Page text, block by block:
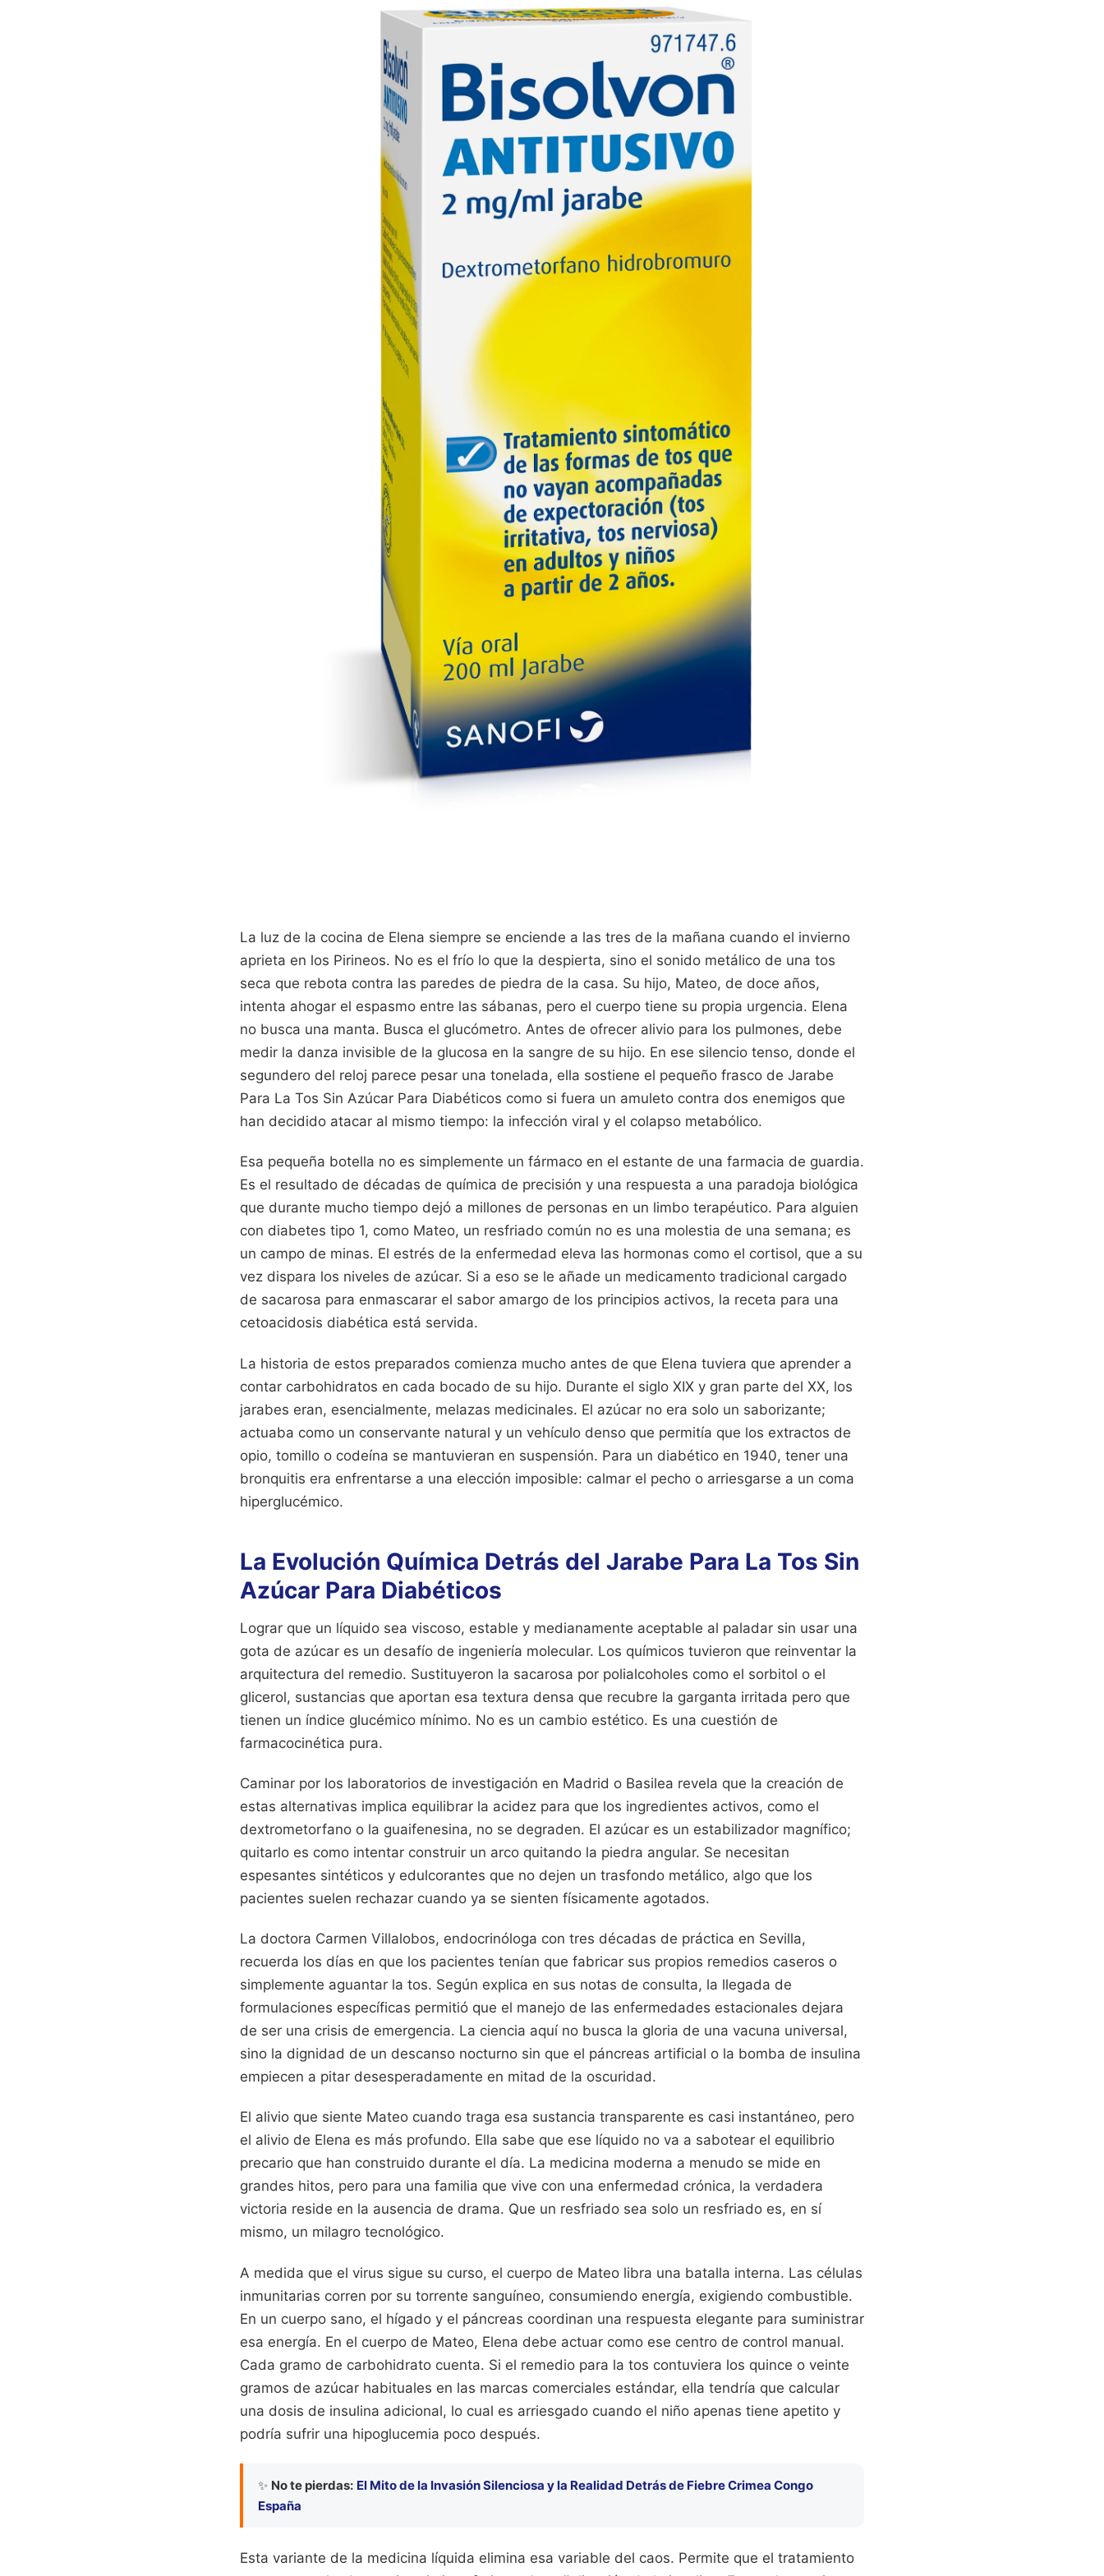
La luz de la cocina de Elena siempre se enciende a las tres de la mañana cuando el invierno
aprieta en los Pirineos. No es el frío lo que la despierta, sino el sonido metálico de una tos
seca que rebota contra las paredes de piedra de la casa. Su hijo, Mateo, de doce años,
intenta ahogar el espasmo entre las sábanas, pero el cuerpo tiene su propia urgencia. Elena
no busca una manta. Busca el glucómetro. Antes de ofrecer alivio para los pulmones, debe
medir la danza invisible de la glucosa en la sangre de su hijo. En ese silencio tenso, donde el
segundero del reloj parece pesar una tonelada, ella sostiene el pequeño frasco de Jarabe
Para La Tos Sin Azúcar Para Diabéticos como si fuera un amuleto contra dos enemigos que
han decidido atacar al mismo tiempo: la infección viral y el colapso metabólico.
Esa pequeña botella no es simplemente un fármaco en el estante de una farmacia de guardia.
Es el resultado de décadas de química de precisión y una respuesta a una paradoja biológica
que durante mucho tiempo dejó a millones de personas en un limbo terapéutico. Para alguien
con diabetes tipo 1, como Mateo, un resfriado común no es una molestia de una semana; es
un campo de minas. El estrés de la enfermedad eleva las hormonas como el cortisol, que a su
vez dispara los niveles de azúcar. Si a eso se le añade un medicamento tradicional cargado
de sacarosa para enmascarar el sabor amargo de los principios activos, la receta para una
cetoacidosis diabética está servida.
La historia de estos preparados comienza mucho antes de que Elena tuviera que aprender a
contar carbohidratos en cada bocado de su hijo. Durante el siglo XIX y gran parte del XX, los
jarabes eran, esencialmente, melazas medicinales. El azúcar no era solo un saborizante;
actuaba como un conservante natural y un vehículo denso que permitía que los extractos de
opio, tomillo o codeína se mantuvieran en suspensión. Para un diabético en 1940, tener una
bronquitis era enfrentarse a una elección imposible: calmar el pecho o arriesgarse a un coma
hiperglucémico.
La Evolución Química Detrás del Jarabe Para La Tos Sin
Azúcar Para Diabéticos
Lograr que un líquido sea viscoso, estable y medianamente aceptable al paladar sin usar una
gota de azúcar es un desafío de ingeniería molecular. Los químicos tuvieron que reinventar la
arquitectura del remedio. Sustituyeron la sacarosa por polialcoholes como el sorbitol o el
glicerol, sustancias que aportan esa textura densa que recubre la garganta irritada pero que
tienen un índice glucémico mínimo. No es un cambio estético. Es una cuestión de
farmacocinética pura.
Caminar por los laboratorios de investigación en Madrid o Basilea revela que la creación de
estas alternativas implica equilibrar la acidez para que los ingredientes activos, como el
dextrometorfano o la guaifenesina, no se degraden. El azúcar es un estabilizador magnífico;
quitarlo es como intentar construir un arco quitando la piedra angular. Se necesitan
espesantes sintéticos y edulcorantes que no dejen un trasfondo metálico, algo que los
pacientes suelen rechazar cuando ya se sienten físicamente agotados.
La doctora Carmen Villalobos, endocrinóloga con tres décadas de práctica en Sevilla,
recuerda los días en que los pacientes tenían que fabricar sus propios remedios caseros o
simplemente aguantar la tos. Según explica en sus notas de consulta, la llegada de
formulaciones específicas permitió que el manejo de las enfermedades estacionales dejara
de ser una crisis de emergencia. La ciencia aquí no busca la gloria de una vacuna universal,
sino la dignidad de un descanso nocturno sin que el páncreas artificial o la bomba de insulina
empiecen a pitar desesperadamente en mitad de la oscuridad.
El alivio que siente Mateo cuando traga esa sustancia transparente es casi instantáneo, pero
el alivio de Elena es más profundo. Ella sabe que ese líquido no va a sabotear el equilibrio
precario que han construido durante el día. La medicina moderna a menudo se mide en
grandes hitos, pero para una familia que vive con una enfermedad crónica, la verdadera
victoria reside en la ausencia de drama. Que un resfriado sea solo un resfriado es, en sí
mismo, un milagro tecnológico.
A medida que el virus sigue su curso, el cuerpo de Mateo libra una batalla interna. Las células
inmunitarias corren por su torrente sanguíneo, consumiendo energía, exigiendo combustible.
En un cuerpo sano, el hígado y el páncreas coordinan una respuesta elegante para suministrar
esa energía. En el cuerpo de Mateo, Elena debe actuar como ese centro de control manual.
Cada gramo de carbohidrato cuenta. Si el remedio para la tos contuviera los quince o veinte
gramos de azúcar habituales en las marcas comerciales estándar, ella tendría que calcular
una dosis de insulina adicional, lo cual es arriesgado cuando el niño apenas tiene apetito y
podría sufrir una hipoglucemia poco después.
✨ No te pierdas: El Mito de la Invasión Silenciosa y la Realidad Detrás de Fiebre Crimea Congo
España
Esta variante de la medicina líquida elimina esa variable del caos. Permite que el tratamiento